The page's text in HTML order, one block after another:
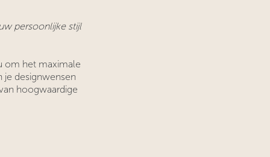
persoonlijke stijl
om het maximale
je designwensen
hoogwaardige